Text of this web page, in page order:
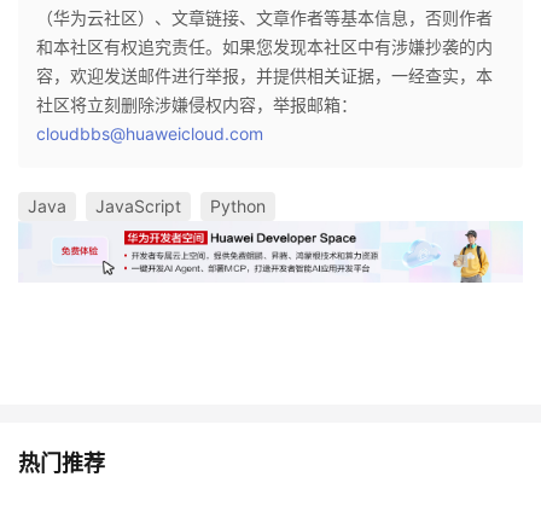
（华为云社区）、文章链接、文章作者等基本信息，否则作者
和本社区有权追究责任。如果您发现本社区中有涉嫌抄袭的内
容，欢迎发送邮件进行举报，并提供相关证据，一经查实，本
社区将立刻删除涉嫌侵权内容，举报邮箱：
cloudbbs@huaweicloud.com
Java JavaScript Python
热门推荐